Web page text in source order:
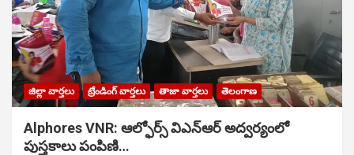
జిల్లా వార్తలు ట్రేండింగ్ వార్తలు తాజా వార్తలు తెలంగాణ
Alphores VNR: ఆల్ఫోర్స్ విఎన్ఆర్ అద్వర్యంలో
పుస్తకాలు పంపిణి…